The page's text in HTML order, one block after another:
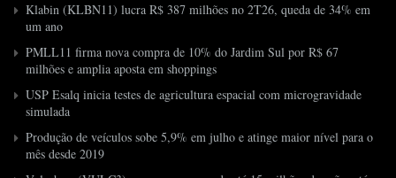
Klabin (KLBN11) lucra R$ 387 milhões no 2T26, queda de 34% em
um ano
PMLL11 firma nova compra de 10% do Jardim Sul por R$ 67
milhões e amplia aposta em shoppings
USP Esalq inicia testes de agricultura espacial com microgravidade
simulada
Produção de veículos sobe 5,9% em julho e atinge maior nível para o
mês desde 2019